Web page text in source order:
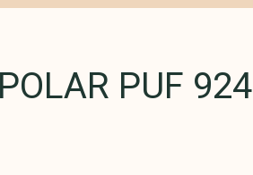
PUF 924